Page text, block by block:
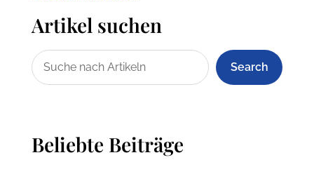
Artikel suchen
Search
Beliebte Beiträge